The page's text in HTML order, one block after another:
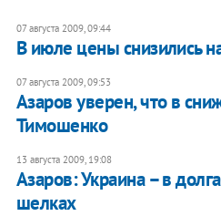
07 августа 2009, 09:44
В июле цены снизились
07 августа 2009, 09:53
Азаров уверен, что в
Тимошенко
13 августа 2009, 19:08
Азаров: Украина – в
шелках